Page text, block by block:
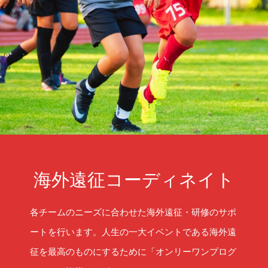
海外遠征コーディネイト
各チームのニーズに合わせた海外遠征・研修のサポ
ートを行います。人生の一大イベントである海外遠
征を最高のものにするために「オンリーワンプログ